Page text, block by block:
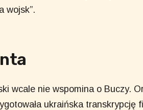
wojsk”.
wcale nie wspomina o Buczy.
ukraińska transkrypcję